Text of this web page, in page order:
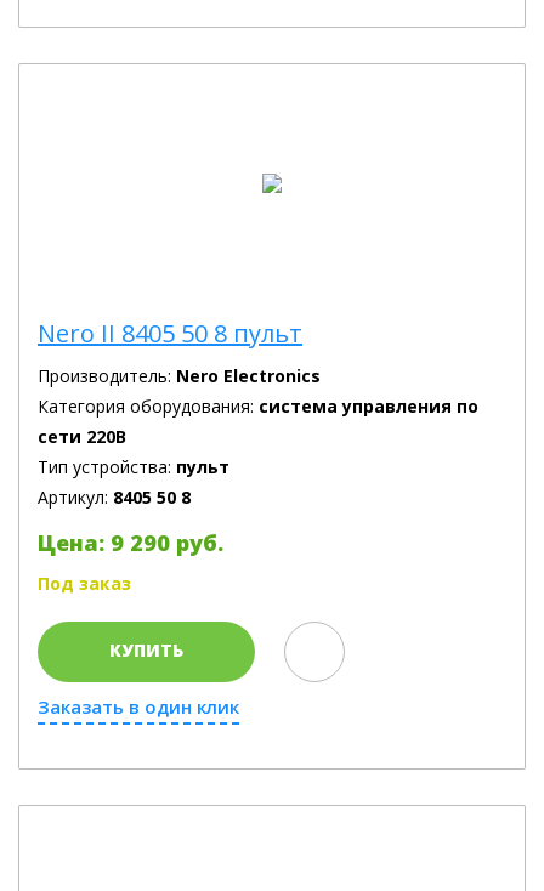
Nero II 8405 50 8 пульт
Производитель: Nero Electronics
Категория оборудования: система управления по
сети 220В
Тип устройства: пульт
Артикул: 8405 50 8
Цена: 9 290 руб.
Под заказ
КУПИТЬ
Заказать в один клик